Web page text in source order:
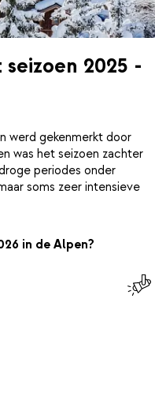
2025 -
werd gekenmerkt door
was het seizoen zachter
periodes onder
soms zeer intensieve
in de Alpen?